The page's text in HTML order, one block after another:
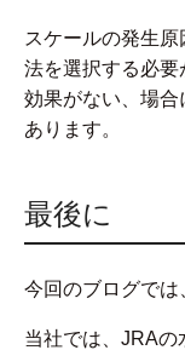
スケールの発生
法を選択する必要
効果がない、場
あります。
最後に
今回のブログでは
当社では、JRAの